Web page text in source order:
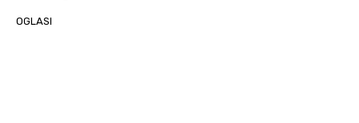
OGLASI